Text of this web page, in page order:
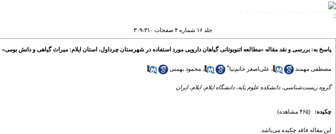
جلد ۱۶ شماره ۴ صفحات ۳۱۰-۳۰۹
پاسخ به: بررسی و نقد مقاله «مطالعه اتنوبوتانی گیاهان دارویی مورد استفاده در شهرستان چرداول، استان ایلام: میراث گیاهی و دانش بومی»
مصطفی مهمند ، علی‌اصغر حاتم‌نیا* ، محمود بهمنی
گروه زیست‌شناسی، دانشکده علوم پایه، دانشگاه ایلام، ایلام، ایران
چکیده: (۴۶۵ مشاهده)
این مقاله فاقد چکیده می‌​باشد.